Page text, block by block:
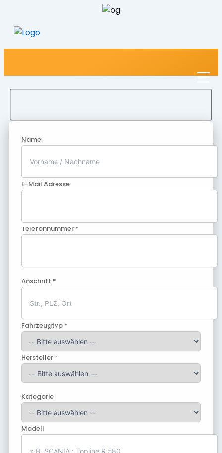
Name
E-Mail Adresse
Telefonnummer *
Anschrift *
Fahrzeugtyp *
Hersteller *
Kategorie
Modell